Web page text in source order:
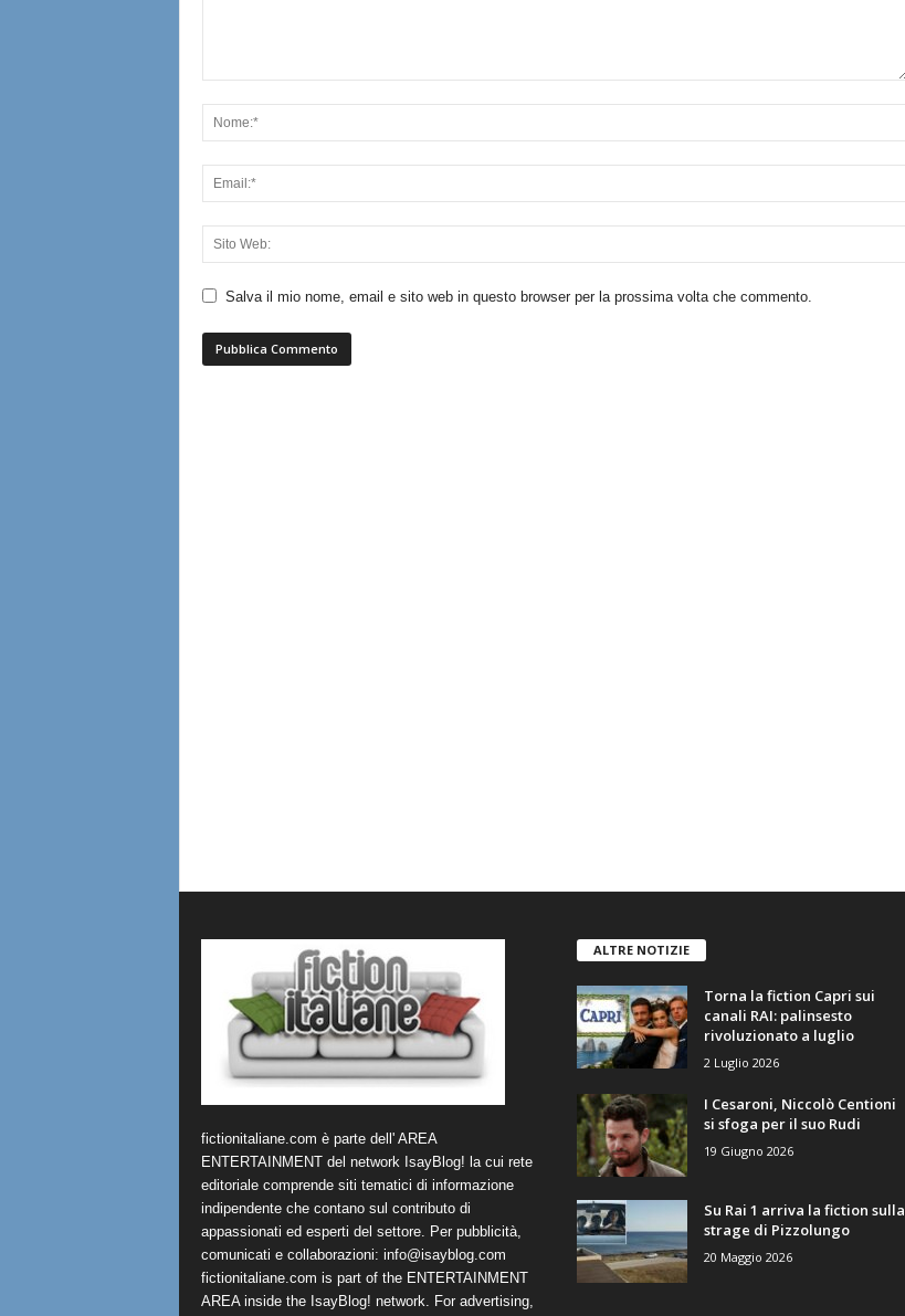
Salva il mio nome, email e sito web in questo browser per la prossima volta che commento.
fictionitaliane.com è parte dell' AREA
ENTERTAINMENT del network IsayBlog! la cui rete
editoriale comprende siti tematici di informazione
indipendente che contano sul contributo di
appassionati ed esperti del settore. Per pubblicità,
comunicati e collaborazioni: info@isayblog.com
fictionitaliane.com is part of the ENTERTAINMENT
AREA inside the IsayBlog! network. For advertising,
ALTRE NOTIZIE
Torna la fiction Capri sui
canali RAI: palinsesto
rivoluzionato a luglio
2 Luglio 2026
I Cesaroni, Niccolò Centioni
si sfoga per il suo Rudi
19 Giugno 2026
Su Rai 1 arriva la fiction sulla
strage di Pizzolungo
20 Maggio 2026